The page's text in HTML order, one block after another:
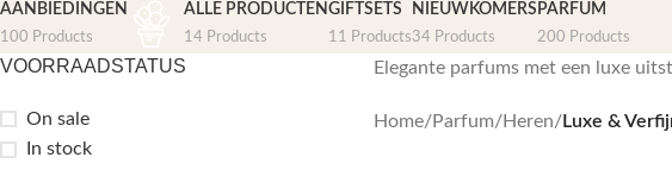
AANBIEDINGEN
100 Products
ALLE PRODUCTEN
14 Products
GIFTSETS
11 Products
NIEUWKOMERS
34 Products
PARFUM
200 Products
VOORRAADSTATUS
On sale
In stock
Elegante parfums met een luxe
Home/Parfum/Heren/Luxe &